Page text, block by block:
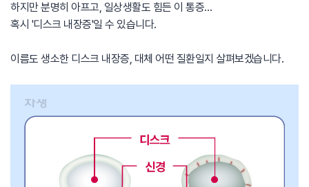
하지만 분명히 아프고, 일상생활도 힘든 이 통증…
혹시 '디스크 내장증'일 수 있습니다.
이름도 생소한 디스크 내장증, 대체 어떤 질환일지 살펴보겠습니다.